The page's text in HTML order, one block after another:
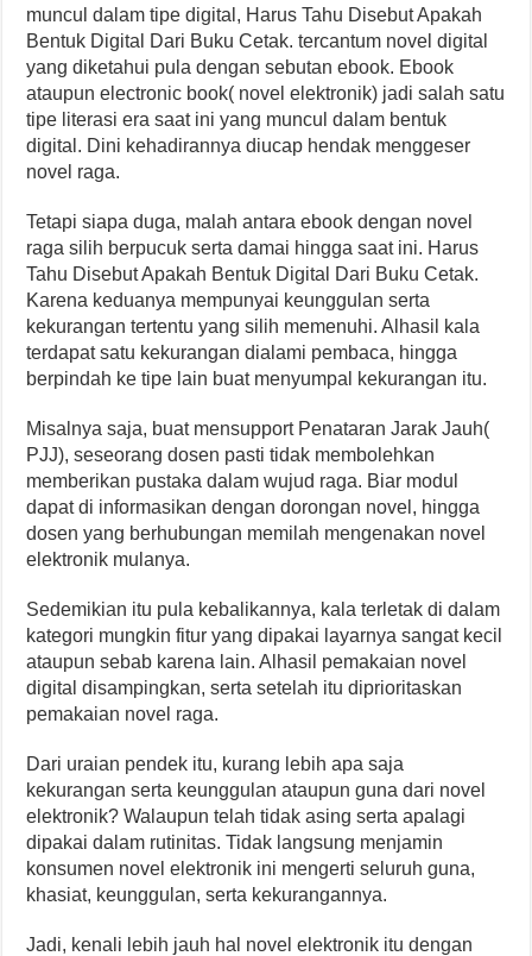
muncul dalam tipe digital, Harus Tahu Disebut Apakah
Bentuk Digital Dari Buku Cetak. tercantum novel digital
yang diketahui pula dengan sebutan ebook. Ebook
ataupun electronic book( novel elektronik) jadi salah satu
tipe literasi era saat ini yang muncul dalam bentuk
digital. Dini kehadirannya diucap hendak menggeser
novel raga.
Tetapi siapa duga, malah antara ebook dengan novel
raga silih berpucuk serta damai hingga saat ini. Harus
Tahu Disebut Apakah Bentuk Digital Dari Buku Cetak.
Karena keduanya mempunyai keunggulan serta
kekurangan tertentu yang silih memenuhi. Alhasil kala
terdapat satu kekurangan dialami pembaca, hingga
berpindah ke tipe lain buat menyumpal kekurangan itu.
Misalnya saja, buat mensupport Penataran Jarak Jauh(
PJJ), seseorang dosen pasti tidak membolehkan
memberikan pustaka dalam wujud raga. Biar modul
dapat di informasikan dengan dorongan novel, hingga
dosen yang berhubungan memilah mengenakan novel
elektronik mulanya.
Sedemikian itu pula kebalikannya, kala terletak di dalam
kategori mungkin fitur yang dipakai layarnya sangat kecil
ataupun sebab karena lain. Alhasil pemakaian novel
digital disampingkan, serta setelah itu diprioritaskan
pemakaian novel raga.
Dari uraian pendek itu, kurang lebih apa saja
kekurangan serta keunggulan ataupun guna dari novel
elektronik? Walaupun telah tidak asing serta apalagi
dipakai dalam rutinitas. Tidak langsung menjamin
konsumen novel elektronik ini mengerti seluruh guna,
khasiat, keunggulan, serta kekurangannya.
Jadi, kenali lebih jauh hal novel elektronik itu dengan